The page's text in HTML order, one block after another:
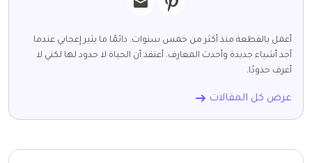
أعمل بالقطعة منذ أكثر من خمس سنوات. دائمًا ما يثير إعجابي عندما
أجد أشياء جديدة وأحدث المعارف. أعتقد أن الحياة لا حدود لها لكني لا
أعرف حدودًا.
عرض كل المقالات